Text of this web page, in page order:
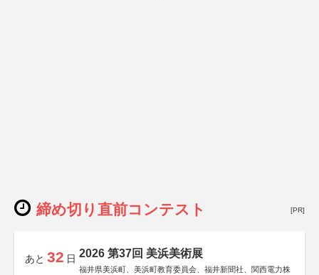
締め切り直前コンテスト [PR]
あと 32 日 2026 第37回 美浜美術展
福井県美浜町、美浜町教育委員会、福井新聞社、関西電力株